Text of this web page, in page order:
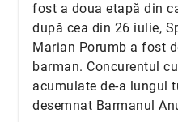
fost a doua etapă din
după cea din 26 iulie,
Marian Porumb a fost
barman. Concurentul
acumulate de-a lungul
desemnat Barmanul